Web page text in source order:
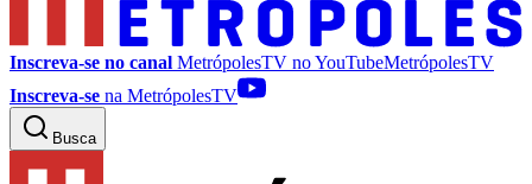
Inscreva-se no canal MetrópolesTV noYouTubeMetrópolesTV
Inscreva-se na MetrópolesTV
Busca